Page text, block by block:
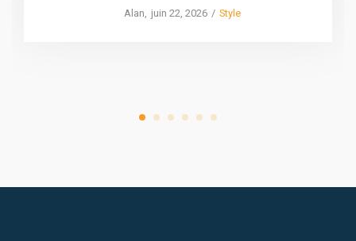
Alan
Posted
juin 22, 2026
Posted
Style